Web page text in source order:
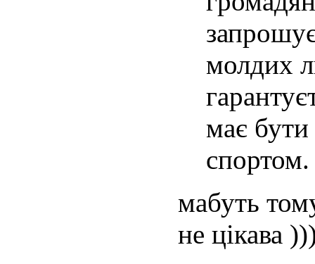
молдих
має
спортом.
мабуть
не цікава